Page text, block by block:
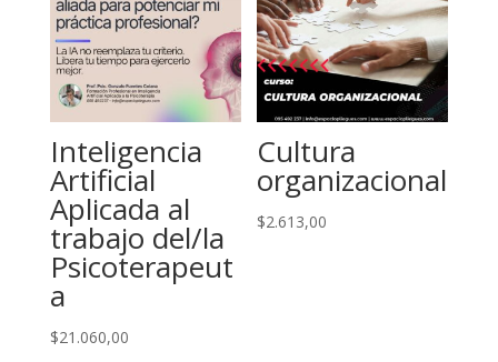
Inteligencia
Artificial
Aplicada al
trabajo del/la
Psicoterapeut
a
$21.060,00
Cultura
organizacional
$2.613,00